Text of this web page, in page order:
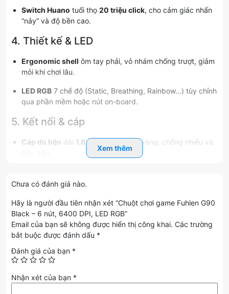
Switch Huano tuổi thọ 20 triệu click, cho cảm giác nhấn
“nảy” và độ bền cao.
4. Thiết kế & LED
Ergonomic shell ôm tay phải, vỏ nhám chống trượt, giảm
mỏi khi chơi lâu.
LED RGB 7 chế độ (Static, Breathing, Rainbow…) tùy chỉnh
qua phần mềm hoặc nút on-board.
5. Kết nối & cáp
Cáp dù bện dài 1.8 m
, đầu USB mạ vàng, chống nhiễu và
Linux.
6. Vì sao chọn Fuhlen G90 Black
Cảm biến 6400 DPI&polling 1000 Hz: chuẩn xác và
mượt mà.
6 nút lập trình &
Xem thêm
Chưa có đánh giá nào.
Hãy là người đầu tiên nhận xét “Chuột chơi game Fuhlen G90
Black – 6 nút, 6400 DPI, LED RGB”
Email của bạn sẽ không được hiển thị công khai. Các trường
bắt buộc được đánh dấu *
Đánh giá của bạn *
Nhận xét của bạn *